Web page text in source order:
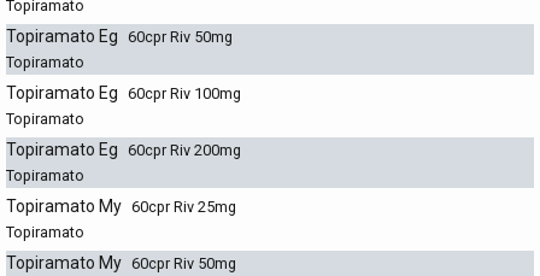
Topiramato
Topiramato Eg 60cpr Riv 50mg
Topiramato
Topiramato Eg 60cpr Riv 100mg
Topiramato
Topiramato Eg 60cpr Riv 200mg
Topiramato
Topiramato My 60cpr Riv 25mg
Topiramato
Topiramato My 60cpr Riv 50mg